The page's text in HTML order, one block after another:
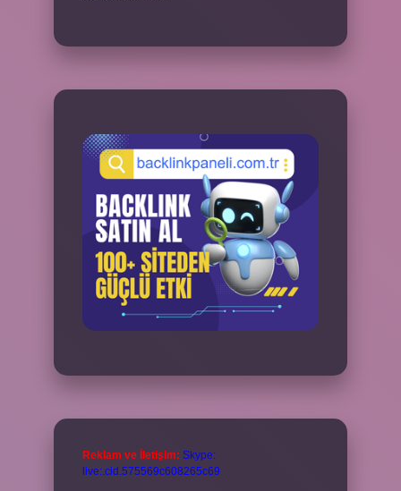
Reklam ve İletişim: Skype:
live:.cid.575569c608265c69